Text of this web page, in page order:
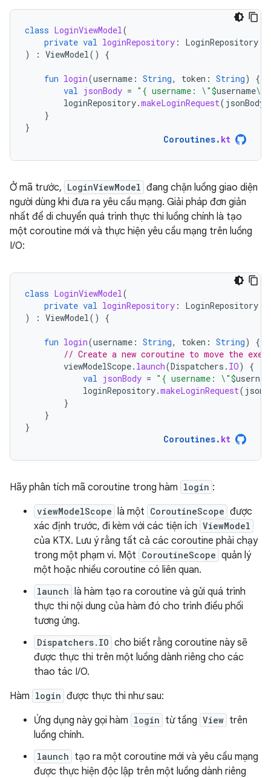
class LoginViewModel(
private val loginRepository :
LoginRepository
)
: ViewModel() {
fun login(username : String, token : String)
{
val jsonBody = "{ username: \"$username\",
loginRepository.makeLoginRequest( jsonBody
}
}
Coroutines. kt
Ở mã trước, LoginViewModel đang chặn luồng giao diện
người dùng khi đưa ra yêu cầu mạng. Giải pháp đơn giản
nhất để di chuyển quá trình thực thi luồng chính là tạo
một coroutine mới và thực hiện yêu cầu mạng trên luồng
I/O:
class LoginViewModel(
private val loginRepository :
LoginRepository
)
: ViewModel() {
fun login(username : String, token : String)
{
// Create a new coroutine to move the
viewModelScope. launch(Dispatchers . IO)
{
val jsonBody = "{ username: \"$
loginRepository.makeLoginRequest(
}
}
}
Coroutines. kt
Hãy phân tích mã coroutine trong hàm login :
viewModelScope là một CoroutineScope được
xác định trước, đi kèm với các tiện ích ViewModel
của KTX. Lưu ý rằng tất cả các coroutine phải chạy
trong một phạm vi. Một CoroutineScope quản lý
một hoặc nhiều coroutine có liên quan.
launch là hàm tạo ra coroutine và gửi quá trình
thực thi nội dung của hàm đó cho trình điều phối
tương ứng.
Dispatchers.IO cho biết rằng coroutine này sẽ
được thực thi trên một luồng dành riêng cho các
thao tác I/O.
Hàm login được thực thi như sau:
Ứng dụng này gọi hàm login từ tầng View trên
luồng chính.
launch tạo ra một coroutine mới và yêu cầu mạng
được thực hiện độc lập trên một luồng dành riêng